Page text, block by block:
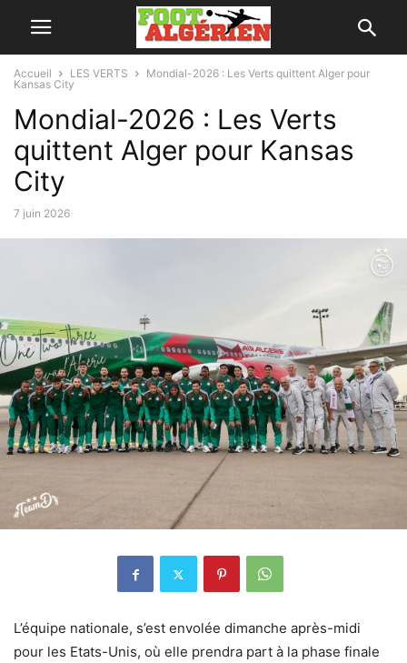
Accueil LES VERTS
Mondial-2026 : Les Verts quittent Alger pour
Kansas City
Mondial-2026 : Les Verts
quittent Alger pour Kansas
City
7 juin 2026
L’équipe nationale, s’est envolée dimanche après-midi
pour les Etats-Unis, où elle prendra part à la phase finale